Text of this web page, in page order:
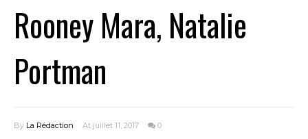
Rooney Mara, Natalie
Portman
By La Rédaction At juillet 11, 2017 0